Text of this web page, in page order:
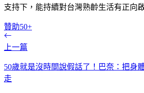
支持下，能持續對台灣熟齡生活有正向
贊助50+
上一篇
50歲就是沒時間說假話了！巴奈：把身
走